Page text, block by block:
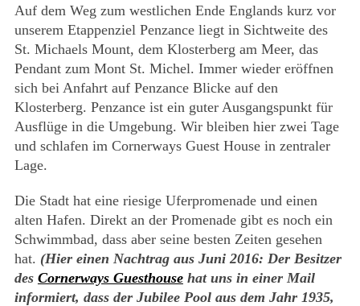
Auf dem Weg zum westlichen Ende Englands kurz vor
unserem Etappenziel Penzance liegt in Sichtweite des
St. Michaels Mount, dem Klosterberg am Meer, das
Pendant zum Mont St. Michel. Immer wieder eröffnen
sich bei Anfahrt auf Penzance Blicke auf den
Klosterberg. Penzance ist ein guter Ausgangspunkt für
Ausflüge in die Umgebung. Wir bleiben hier zwei Tage
und schlafen im Cornerways Guest House in zentraler
Lage.
Die Stadt hat eine riesige Uferpromenade und einen
alten Hafen. Direkt an der Promenade gibt es noch ein
Schwimmbad, dass aber seine besten Zeiten gesehen
hat. (Hier einen Nachtrag aus Juni 2016: Der Besitzer
des Cornerways Guesthousehat uns in einer Mail
informiert, dass der Jubilee Pool aus dem Jahr 1935,